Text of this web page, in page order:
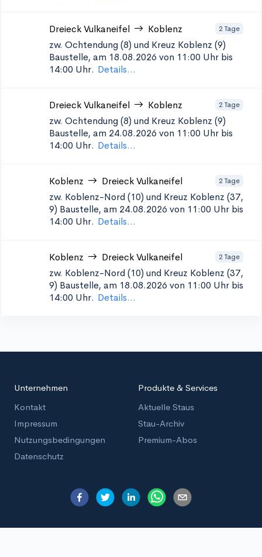
Dreieck Vulkaneifel Koblenz 2 Tage
zw. Ochtendung (8) und Kreuz Koblenz (9)
Baustelle, am 18.08.2026 von 11:00 Uhr bis
14:00 Uhr. Details...
Dreieck Vulkaneifel Koblenz 2 Tage
zw. Ochtendung (8) und Kreuz Koblenz (9)
Baustelle, am 24.08.2026 von 11:00 Uhr bis
14:00 Uhr. Details...
Koblenz Dreieck Vulkaneifel 2 Tage
zw. Koblenz-Nord (10) und Kreuz Koblenz (37,
9) Baustelle, am 24.08.2026 von 11:00 Uhr bis
14:00 Uhr. Details...
Koblenz Dreieck Vulkaneifel 2 Tage
zw. Koblenz-Nord (10) und Kreuz Koblenz (37,
9) Baustelle, am 18.08.2026 von 11:00 Uhr bis
14:00 Uhr. Details...
Unternehmen
Kontakt
Impressum
Nutzungsbedingungen
Datenschutz
Produkte & Services
Aktuelle Staus
Stau-Archiv
Premium-Abos